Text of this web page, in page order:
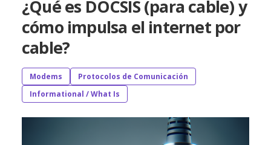
¿Qué es DOCSIS (para cable) y
cómo impulsa el internet por
cable?
Modems
Protocolos de Comunicación
Informational / What Is